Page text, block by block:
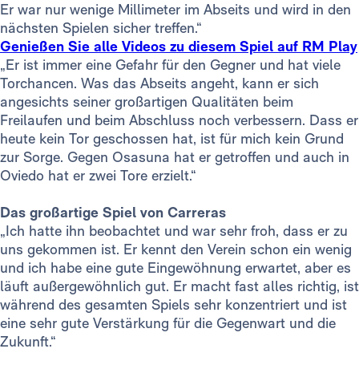
Er war nur wenige Millimeter im Abseits und wird in den
nächsten Spielen sicher treffen.“
Genießen Sie alle Videos zu diesem Spiel auf RM Play
„Er ist immer eine Gefahr für den Gegner und hat viele
Torchancen. Was das Abseits angeht, kann er sich
angesichts seiner großartigen Qualitäten beim
Freilaufen und beim Abschluss noch verbessern. Dass er
heute kein Tor geschossen hat, ist für mich kein Grund
zur Sorge. Gegen Osasuna hat er getroffen und auch in
Oviedo hat er zwei Tore erzielt.“
Das großartige Spiel von Carreras
„Ich hatte ihn beobachtet und war sehr froh, dass er zu
uns gekommen ist. Er kennt den Verein schon ein wenig
und ich habe eine gute Eingewöhnung erwartet, aber es
läuft außergewöhnlich gut. Er macht fast alles richtig, ist
während des gesamten Spiels sehr konzentriert und ist
eine sehr gute Verstärkung für die Gegenwart und die
Zukunft.“